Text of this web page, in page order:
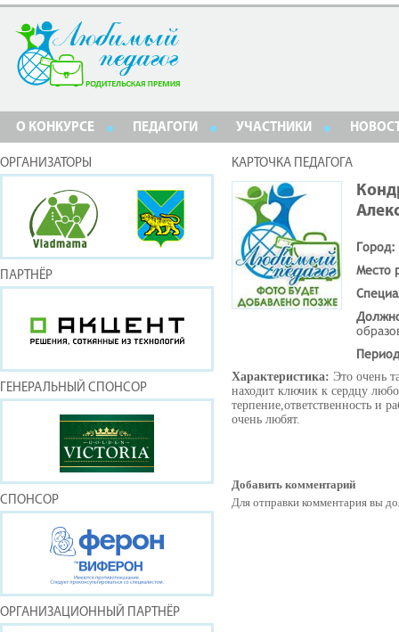
О КОНКУРСЕ ПЕДАГОГИ УЧАСТНИКИ
ОРГАНИЗАТОРЫ
ПАРТНЁР
ГЕНЕРАЛЬНЫЙ СПОНСОР
СПОНСОР
ОРГАНИЗАЦИОННЫЙ ПАРТНЁР
КАРТОЧКА ПЕДАГОГА
Город:
Место
Характеристика: Это очень
находит ключик к сердцу
терпение,ответственность и
очень любят.
Добавить комментарий
Для отправки комментария вы